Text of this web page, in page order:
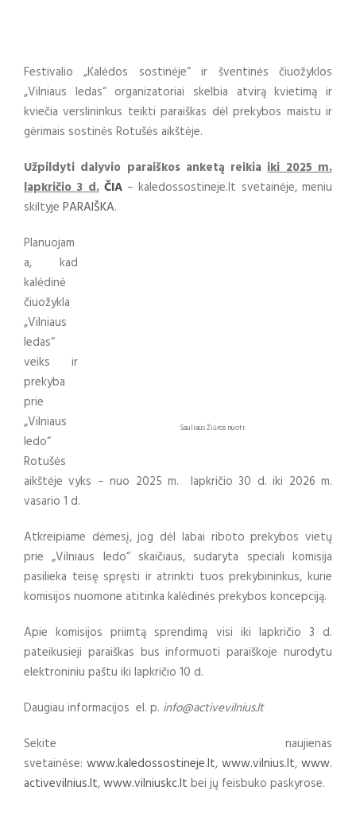
Festivalio „Kalėdos sostinėje“ ir šventinės čiuožyklos
„Vilniaus ledas“ organizatoriai skelbia atvirą kvietimą ir
kviečia verslininkus teikti paraiškas dėl prekybos maistu ir
gėrimais sostinės Rotušės aikštėje.
Užpildyti dalyvio paraiškos anketą reikiaiki 2025 m.
lapkričio 3 d. ČIA– kaledossostineje.lt svetainėje, meniu
skiltyje PARAIŠKA.
Sauliaus Žiūros nuotr.
Planuojam
a, kad
kalėdinė
čiuožykla
„Vilniaus
ledas“
veiks ir
prekyba
prie
„Vilniaus
ledo“
Rotušės
aikštėje vyks – nuo 2025 m. lapkričio 30 d. iki 2026 m.
vasario 1 d.
Atkreipiame dėmesį, jog dėl labai riboto prekybos vietų
prie „Vilniaus ledo“ skaičiaus, sudaryta speciali komisija
pasilieka teisę spręsti ir atrinkti tuos prekybininkus, kurie
komisijos nuomone atitinka kalėdinės prekybos koncepciją.
Apie komisijos priimtą sprendimą visi iki lapkričio 3 d.
pateikusieji paraiškas bus informuoti paraiškoje nurodytu
elektroniniu paštu iki lapkričio 10 d.
Daugiau informacijos el. p. info@activevilnius.lt
Sekite naujienas
svetainėse: www.kaledossostineje.lt, www.vilnius.lt, www.
activevilnius.lt,www.vilniuskc.lt bei jų feisbuko paskyrose.